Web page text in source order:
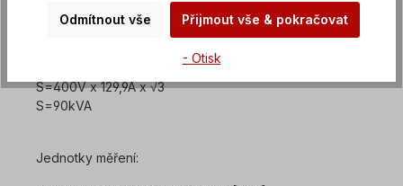
Jaký zdánlivý výkon vyplývá z těchto údajů?
S=400V x 129,9A x √3
S=90kVA
Jednotky měření:
Odmítnout vše Přijmout vše & pokračovat
- Otisk